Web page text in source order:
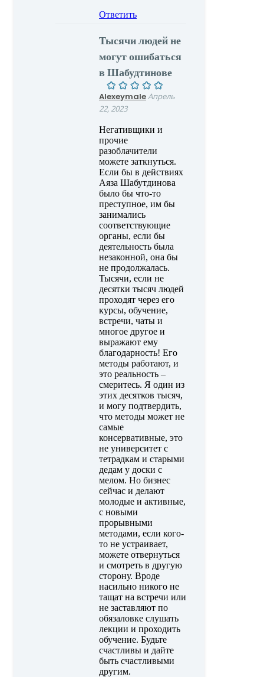
Ответить
Тысячи людей не
могут ошибаться
в Шабудтинове
AlexeymaleАпрель
22, 2023
Негативщики и
прочие
разоблачители
можете заткнуться.
Если бы в действиях
Аяза Шабутдинова
было бы что-то
преступное, им бы
занимались
соответствующие
органы, если бы
деятельность была
незаконной, она бы
не продолжалась.
Тысячи, если не
десятки тысяч людей
проходят через его
курсы, обучение,
встречи, чаты и
многое другое и
выражают ему
благодарность! Его
методы работают, и
это реальность –
смеритесь. Я один из
этих десятков тысяч,
и могу подтвердить,
что методы может не
самые
консервативные, это
не университет с
тетрадкам и старыми
дедам у доски с
мелом. Но бизнес
сейчас и делают
молодые и активные,
с новыми
прорывными
методами, если кого-
то не устраивает,
можете отвернуться
и смотреть в другую
сторону. Вроде
насильно никого не
тащат на встречи или
не заставляют по
обязаловке слушать
лекции и проходить
обучение. Будьте
счастливы и дайте
быть счастливыми
другим.